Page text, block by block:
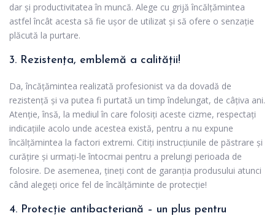
dar și productivitatea în muncă. Alege cu grijă încălțămintea
astfel încât acesta să fie ușor de utilizat și să ofere o senzație
plăcută la purtare.
3. Rezistența, emblemă a calității!
Da, încățămintea realizată profesionist va da dovadă de
rezistență și va putea fi purtată un timp îndelungat, de câțiva ani.
Atenție, însă, la mediul în care folosiți aceste cizme, respectați
indicațiile acolo unde acestea există, pentru a nu expune
încălțămintea la factori extremi. Citiți instrucțiunile de păstrare și
curățire și urmați-le întocmai pentru a prelungi perioada de
folosire. De asemenea, țineți cont de garanția produsului atunci
când alegeți orice fel de încălțăminte de protecție!
4. Protecție antibacteriană – un plus pentru